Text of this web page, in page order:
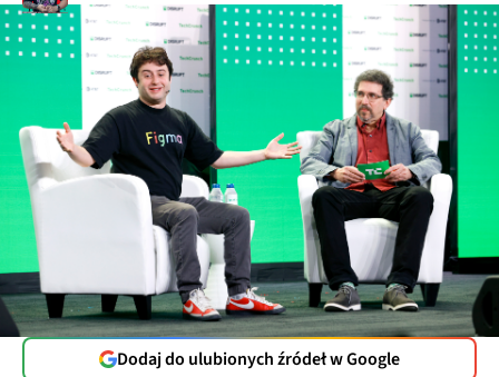
Dodaj do ulubionych źródeł w Google